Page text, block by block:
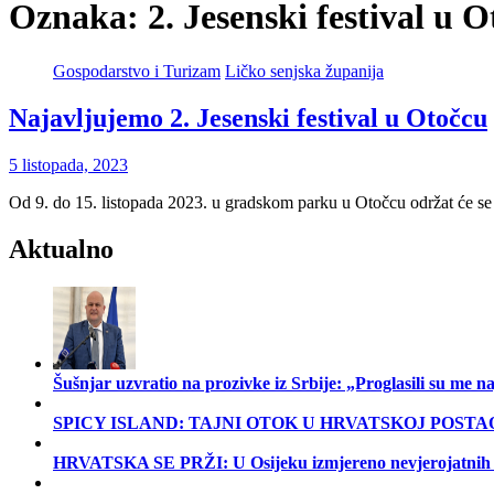
Oznaka: 2. Jesenski festival u
Gospodarstvo i Turizam Ličko senjska županija
Najavljujemo 2. Jesenski festival u Otočcu
5 listopada, 2023
Od 9. do 15. listopada 2023. u gradskom parku u Otočcu održat će
Aktualno
Šušnjar uzvratio na prozivke iz Srbije: „Proglasili su me
SPICY ISLAND: TAJNI OTOK U HRVATSKOJ
HRVATSKA SE PRŽI: U Osijeku izmjereno